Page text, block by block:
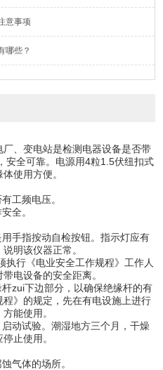
意事项
哪些？
、变电站是检测电器设备是否带
安全可靠。电源用4粒1.5伏纽扣式
使用方便。
工频电压。
全。
手指按动自检按钮。指示灯应有
明该仪器正常。
执行《电业安全工作规程》工作人
电设备的安全距离。
zui下边部分，以确保绝缘杆的有
》的规定，先在有电设施上进行
能使用。
动试验。潮湿地方三个月，干燥
止使用。
气体的场所。